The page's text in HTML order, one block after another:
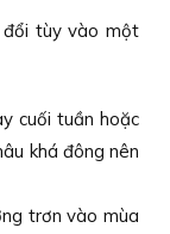
đổi tùy vào một
cuối tuần hoặc
khá đông nên
trơn vào mùa